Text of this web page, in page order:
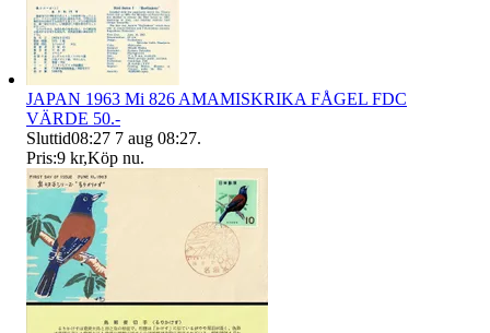
JAPAN 1963 Mi 826 AMAMISKRIKA FÅGEL FDC
VÄRDE 50.-
Sluttid08:27 7 aug 08:27.
Pris:9 kr,Köp nu.